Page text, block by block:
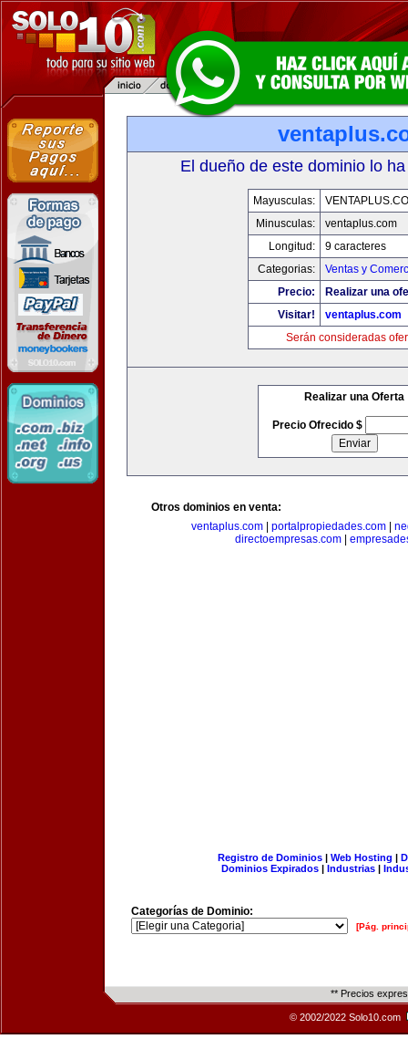
El dueño de este dominio lo
Mayusculas:
Minusculas:
ventaplus.com
Longitud:
9 caracteres
Categorias:
Ventas y
Precio:
Realizar una
Visitar!
ventaplus.com
Serán consideradas
Realizar una Oferta
Precio Ofrecido $
Otros dominios en venta:
ventaplus.com
portalpropiedades.com
directoempresas.com
Registro de Dominios| Web Hosting |
Dominios Expirados | Industrias |
Categorías de Dominio:
[Pág.
** Precios
© 2002/2022 Solo10.com